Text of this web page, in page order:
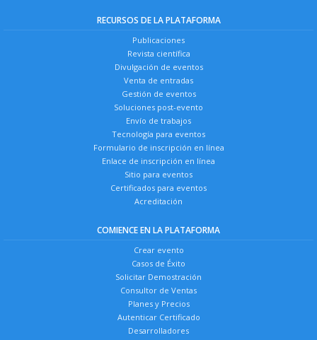
RECURSOS DE LA PLATAFORMA
Publicaciones
Revista científica
Divulgación de eventos
Venta de entradas
Gestión de eventos
Soluciones post-evento
Envío de trabajos
Tecnología para eventos
Formulario de inscripción en línea
Enlace de inscripción en línea
Sitio para eventos
Certificados para eventos
Acreditación
COMIENCE EN LA PLATAFORMA
Crear evento
Casos de Éxito
Solicitar Demostración
Consultor de Ventas
Planes y Precios
Autenticar Certificado
Desarrolladores